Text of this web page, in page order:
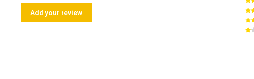
Add your review